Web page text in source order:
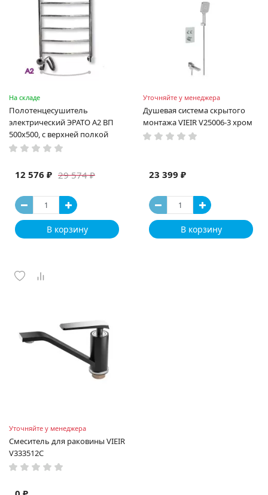
На складе
Полотенцесушитель
электрический ЭРАТО А2 ВП
500x500, с верхней полкой
29 574 ₽
12 576 ₽
В корзину
Уточняйте у менеджера
Душевая система скрытого
монтажа VIEIR V25006-3 хром
23 399 ₽
В корзину
Уточняйте у менеджера
Смеситель для раковины VIEIR
V333512C